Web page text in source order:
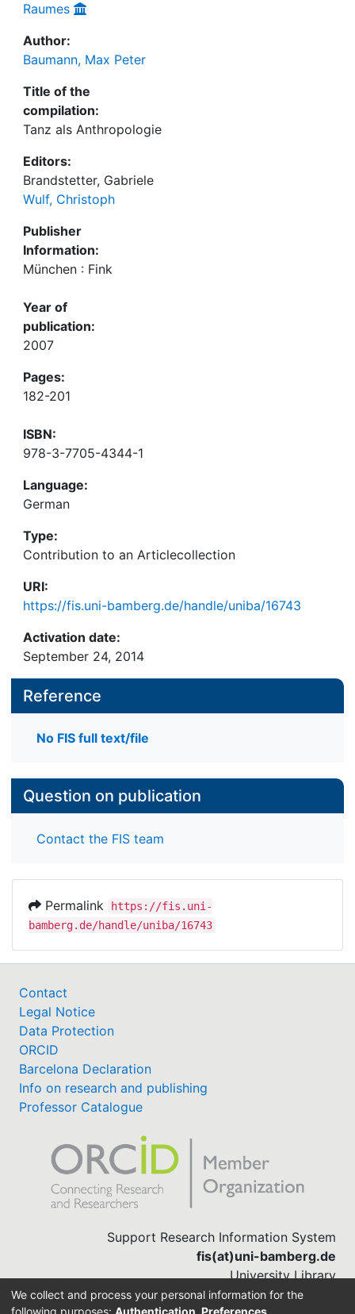
Raumes
Author:
Baumann, Max Peter
Title of the
compilation:
Tanz als Anthropologie
Editors:
Brandstetter, Gabriele
Wulf, Christoph
Publisher
Information:
München : Fink
Year of
publication:
2007
Pages:
182-201
ISBN:
978-3-7705-4344-1
Language:
German
Type:
Contribution to an Articlecollection
URI:
https://fis.uni-bamberg.de/handle/uniba/16743
Activation date:
September 24, 2014
Reference
No FIS full text/file
Question on publication
Contact the FIS team
Permalink
https://fis.uni-
bamberg.de/handle/uniba/16743
Contact
Legal Notice
Data Protection
ORCID
Barcelona Declaration
Info on research and publishing
Professor Catalogue
Support Research Information System
fis(at)uni-bamberg.de
University Library
(0951) 863-1568
We collect and process your personal information for the
following purposes: Authentication, Preferences,